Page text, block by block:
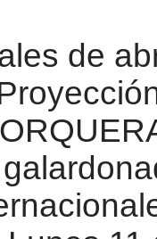
de